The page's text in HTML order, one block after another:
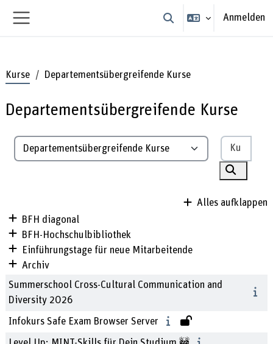
Sucheingabe umschalten
Anmelden
Kurse Departementsübergreifende Kurse
Departementsübergreifende Kurse
Kursbereiche
Alles aufklappen
BFH diagonal
BFH-Hochschulbibliothek
Einführungstage für neue Mitarbeitende
Archiv
Summerschool Cross-Cultural Communication and
Diversity 2026
Infokurs Safe Exam Browser Server